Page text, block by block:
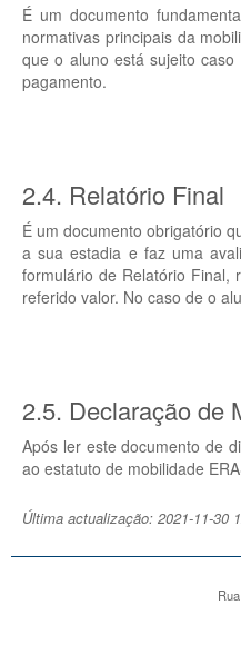
É um documento
normativas principais da
que o aluno está sujeito
pagamento.
2.4. Relatório Final
É um documento obrigatório
a sua estadia e faz uma
formulário de Relatório Final,
referido valor. No caso de o
2.5. Declaração de
Após ler este documento de
ao estatuto de mobilidade
Última actualização: 2021-11-30